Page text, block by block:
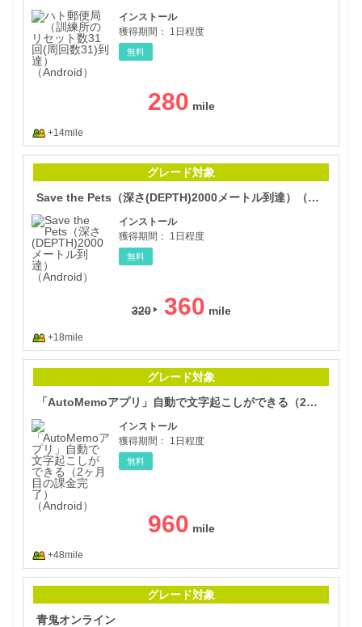
インストール
獲得期間：
1日程度
無料
280
+14mile
グレード対象
Save the Pets（深さ(DEPTH)2000メートル到達）（Android）
インストール
獲得期間：
1日程度
無料
320 360
+18mile
グレード対象
「AutoMemoアプリ」自動で文字起こしができる（2ヶ月目の課金完了）（Android）
インストール
獲得期間：
1日程度
無料
960
+48mile
グレード対象
青鬼オンライン